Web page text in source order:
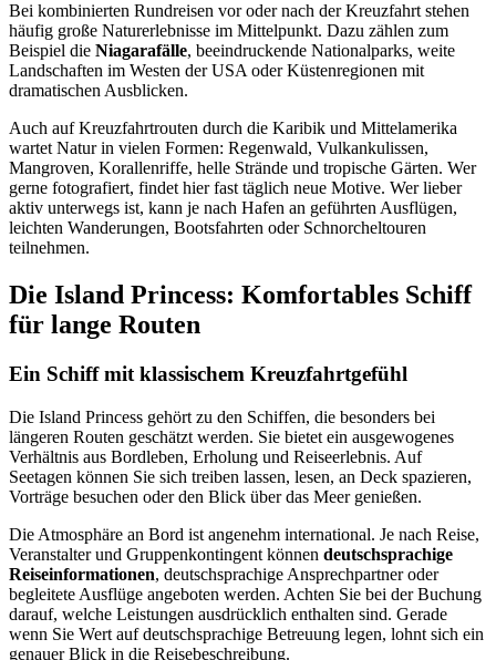
Bei kombinierten Rundreisen vor oder nach der Kreuzfahrt stehen
häufig große Naturerlebnisse im Mittelpunkt. Dazu zählen zum
Beispiel die Niagarafälle, beeindruckende Nationalparks, weite
Landschaften im Westen der USA oder Küstenregionen mit
dramatischen Ausblicken.
Auch auf Kreuzfahrtrouten durch die Karibik und Mittelamerika
wartet Natur in vielen Formen: Regenwald, Vulkankulissen,
Mangroven, Korallenriffe, helle Strände und tropische Gärten. Wer
gerne fotografiert, findet hier fast täglich neue Motive. Wer lieber
aktiv unterwegs ist, kann je nach Hafen an geführten Ausflügen,
leichten Wanderungen, Bootsfahrten oder Schnorcheltouren
teilnehmen.
Die Island Princess: Komfortables Schiff
für lange Routen
Ein Schiff mit klassischem Kreuzfahrtgefühl
Die Island Princess gehört zu den Schiffen, die besonders bei
längeren Routen geschätzt werden. Sie bietet ein ausgewogenes
Verhältnis aus Bordleben, Erholung und Reiseerlebnis. Auf
Seetagen können Sie sich treiben lassen, lesen, an Deck spazieren,
Vorträge besuchen oder den Blick über das Meer genießen.
Die Atmosphäre an Bord ist angenehm international. Je nach Reise,
Veranstalter und Gruppenkontingent können deutschsprachige
Reiseinformationen, deutschsprachige Ansprechpartner oder
begleitete Ausflüge angeboten werden. Achten Sie bei der Buchung
darauf, welche Leistungen ausdrücklich enthalten sind. Gerade
wenn Sie Wert auf deutschsprachige Betreuung legen, lohnt sich ein
genauer Blick in die Reisebeschreibung.